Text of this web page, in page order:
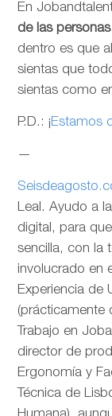
En
de las personas
dentro es que
sientas que
sientas como
P.D.: ¡Estamos
—
Leal. Ayudo a
digital, para
sencilla, con la
involucrado en
Experiencia de
(prácticamente
Trabajo en
director de
Ergonomía y
Técnica de